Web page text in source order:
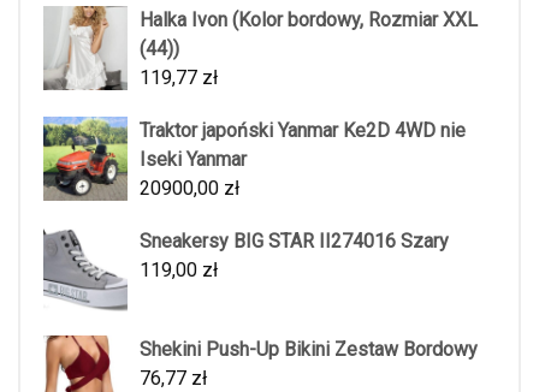
Halka Ivon (Kolor bordowy, Rozmiar XXL
(44))
119,77 zł
Traktor japoński Yanmar Ke2D 4WD nie
Iseki Yanmar
20900,00 zł
Sneakersy BIG STAR II274016 Szary
119,00 zł
Shekini Push-Up Bikini Zestaw Bordowy
76,77 zł